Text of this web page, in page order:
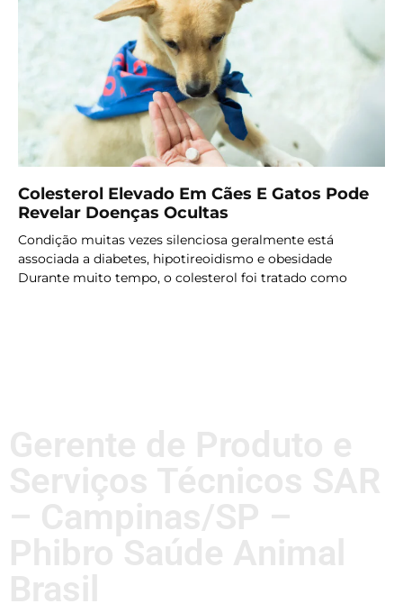
Colesterol Elevado Em Cães E Gatos Pode
Revelar Doenças Ocultas
Condição muitas vezes silenciosa geralmente está
associada a diabetes, hipotireoidismo e obesidade
Durante muito tempo, o colesterol foi tratado como